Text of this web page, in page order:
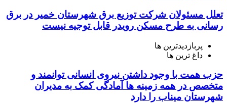
تعلل مسئولان شرکت توزیع برق شهرستان خمیر در برق
رسانی به طرح مسکن رویدر قابل توجیه نیست
پربازدیدترین ها
داغ ترین ها
حزب همت با وجود داشتن نیروی انسانی توانمند و
متخصص در همه زمینه ها آمادگی کمک به مدیران
شهرستان میناب را دارد